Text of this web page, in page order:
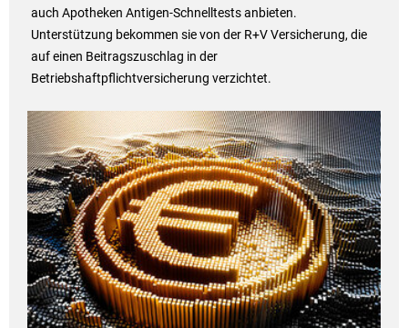
auch Apotheken Antigen-Schnelltests anbieten.
Unterstützung bekommen sie von der R+V Versicherung, die
auf einen Beitragszuschlag in der
Betriebshaftpflichtversicherung verzichtet.